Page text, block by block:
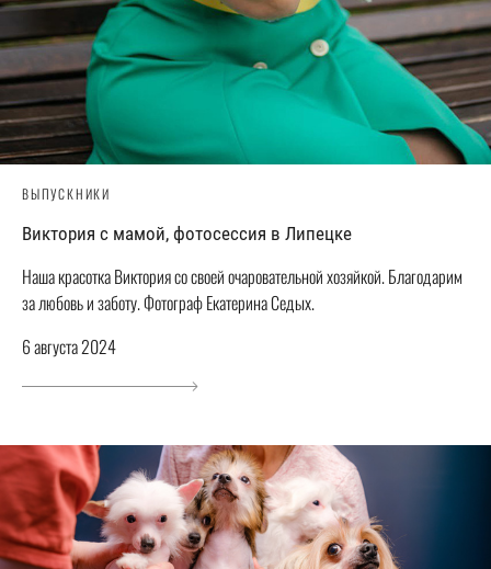
ВЫПУСКНИКИ
Виктория с мамой, фотосессия в Липецке
Наша красотка Виктория со своей очаровательной хозяйкой. Благодарим
за любовь и заботу. Фотограф Екатерина Седых.
6 августа 2024